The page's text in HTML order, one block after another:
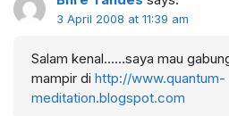
3 April 2008 at 11:39 am
Salam kenal……saya mau
mampir di http://www.quantum-
meditation.blogspot.com